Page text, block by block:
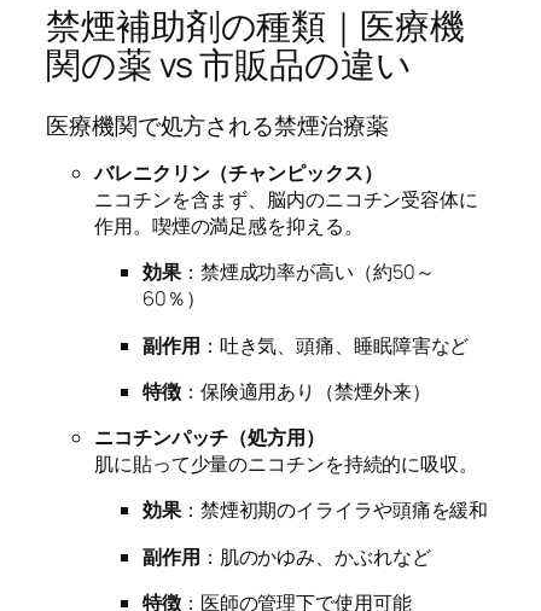
禁煙補助剤の種類｜医療機
関の薬 vs 市販品の違い
医療機関で処方される禁煙治療薬
バレニクリン（チャンピックス）
ニコチンを含まず、脳内のニコチン受容体に
作用。喫煙の満足感を抑える。
効果：禁煙成功率が高い（約50～
60％）
副作用 ：吐き気、頭痛、睡眠障害など
特徴：保険適用あり（禁煙外来）
ニコチンパッチ（処方用）
肌に貼って少量のニコチンを持続的に吸収。
効果：禁煙初期のイライラや頭痛を緩和
副作用 ：肌のかゆみ、かぶれなど
特徴：医師の管理下で使用可能